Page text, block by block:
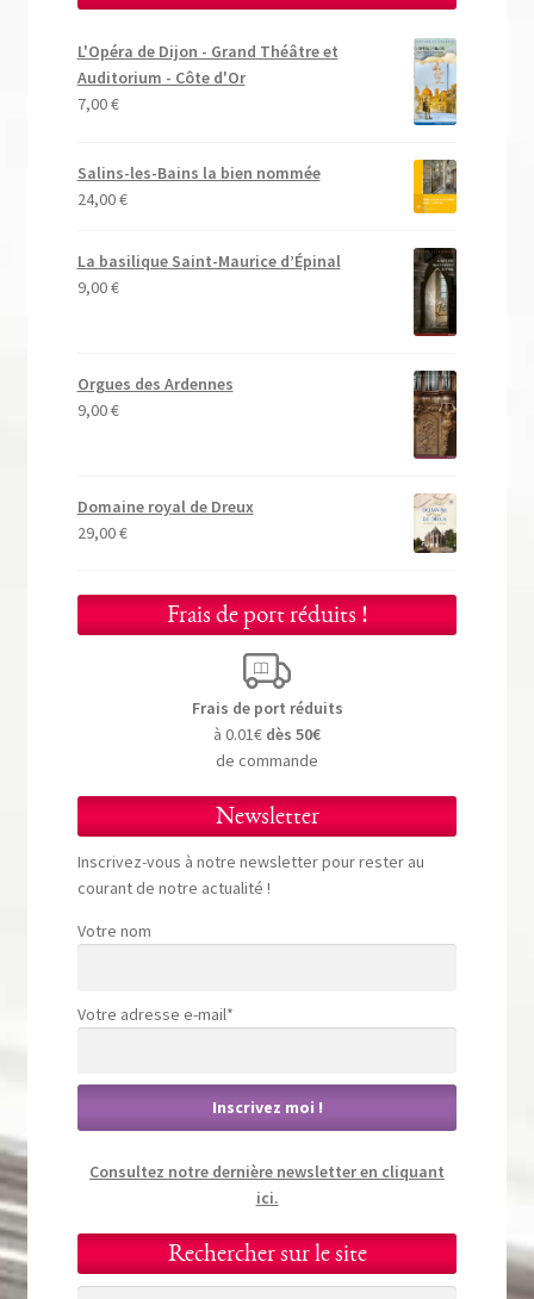
L'Opéra de Dijon - Grand Théâtre et
Auditorium - Côte d'Or
7,00€
Salins-les-Bains la bien nommée
24,00€
La basilique Saint-Maurice d’Épinal
9,00€
Orgues des Ardennes
9,00€
Domaine royal de Dreux
29,00€
Frais de port réduits !
Frais de port réduits
à 0.01€ dès 50€
de commande
Newsletter
Inscrivez-vous à notre newsletter pour rester au
courant de notre actualité !
Votre nom
Votre adresse e-mail*
Consultez notre dernière newsletter en cliquant
ici.
Rechercher sur le site